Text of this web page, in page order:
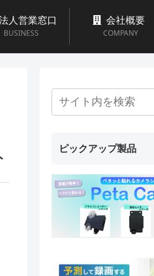
人営業窓口
BUSINESS
会社概要
COMPANY
ピックアップ製品